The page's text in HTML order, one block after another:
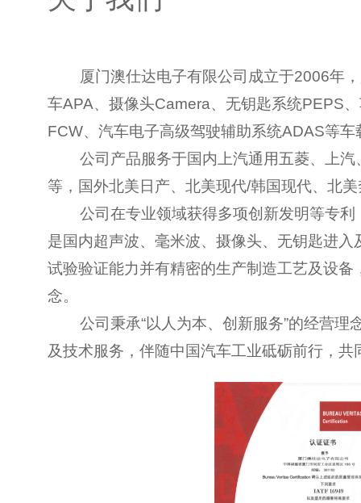
厦门澳仕达电子有限公司成立于2006年，
车APA、摄像头Camera、无钥匙系统PEPS
FCW、汽车电子高级驾驶辅助系统ADAS等
公司产品服务于国内上汽通用五菱、上汽
等，国外北美日产、北美现代/韩国现代、北
公司在专业领域获得多项创新发明等专利
是国内超声波、毫米波、摄像头、无钥匙进
试验验证能力并有精密的生产制造工艺及设
念。
公司秉承“以人为本、创新服务”的经营理
及技术服务，伴随中国汽车工业砥砺前行，共